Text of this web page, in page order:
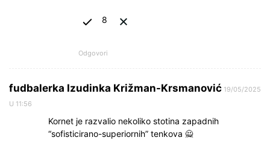
8
Odgovori
fudbalerka Izudinka Križman-Krsmanović 19/05/2025
U 11:56
Kornet je razvalio nekoliko stotina zapadnih
“sofisticirano-superiornih” tenkova 🙅